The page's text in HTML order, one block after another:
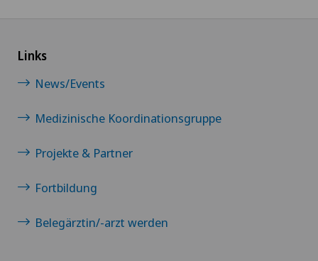
Links
News/Events
Medizinische Koordinationsgruppe
Projekte & Partner
Fortbildung
Belegärztin/-arzt werden